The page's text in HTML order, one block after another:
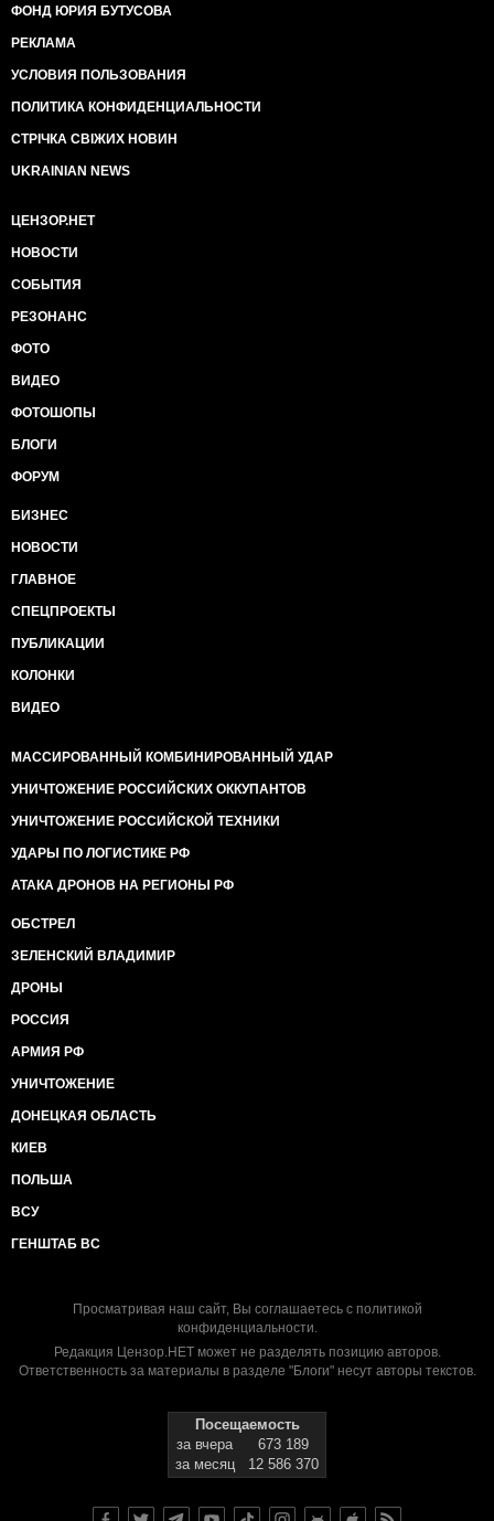
ФОНД ЮРИЯ БУТУСОВА
РЕКЛАМА
УСЛОВИЯ ПОЛЬЗОВАНИЯ
ПОЛИТИКА КОНФИДЕНЦИАЛЬНОСТИ
СТРІЧКА СВІЖИХ НОВИН
UKRAINIAN NEWS
ЦЕНЗОР.НЕТ
НОВОСТИ
СОБЫТИЯ
РЕЗОНАНС
ФОТО
ВИДЕО
ФОТОШОПЫ
БЛОГИ
ФОРУМ
БИЗНЕС
НОВОСТИ
ГЛАВНОЕ
СПЕЦПРОЕКТЫ
ПУБЛИКАЦИИ
КОЛОНКИ
ВИДЕО
МАССИРОВАННЫЙ КОМБИНИРОВАННЫЙ УДАР
УНИЧТОЖЕНИЕ РОССИЙСКИХ ОККУПАНТОВ
УНИЧТОЖЕНИЕ РОССИЙСКОЙ ТЕХНИКИ
УДАРЫ ПО ЛОГИСТИКЕ РФ
АТАКА ДРОНОВ НА РЕГИОНЫ РФ
ОБСТРЕЛ
ЗЕЛЕНСКИЙ ВЛАДИМИР
ДРОНЫ
РОССИЯ
АРМИЯ РФ
УНИЧТОЖЕНИЕ
ДОНЕЦКАЯ ОБЛАСТЬ
КИЕВ
ПОЛЬША
ВСУ
ГЕНШТАБ ВС
Просматривая наш сайт, Вы соглашаетесь с политикой
конфиденциальности.
Редакция Цензор.НЕТ может не разделять позицию авторов.
Ответственность за материалы в разделе "Блоги" несут авторы текстов.
Посещаемость
за вчера
673 189
за месяц
12 586 370